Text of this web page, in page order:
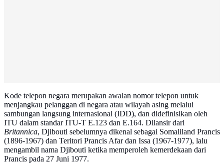
Kode telepon negara merupakan awalan nomor telepon untuk
menjangkau pelanggan di negara atau wilayah asing melalui
sambungan langsung internasional (IDD), dan didefinisikan oleh
ITU dalam standar ITU-T E.123 dan E.164. Dilansir dari
Britannica, Djibouti sebelumnya dikenal sebagai Somaliland Prancis
(1896-1967) dan Teritori Prancis Afar dan Issa (1967-1977), lalu
mengambil nama Djibouti ketika memperoleh kemerdekaan dari
Prancis pada 27 Juni 1977.